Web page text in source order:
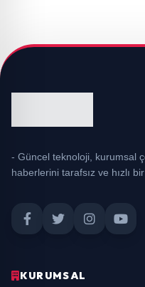
- Güncel teknoloji, kurumsal
haberlerini tarafsız ve hızlı
KURUMSAL